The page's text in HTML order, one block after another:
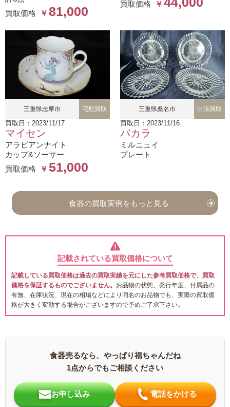
買取価格
￥ 81,000
買取価格 ￥
三重県志摩市 宅配買取
買取日：2023/11/17
マイセン
アラビアンナイト
カップ&ソーサー
買取価格
￥ 51,000
三重県桑名市 出張買取
買取日：2023/11/16
バカラ
ミルニュイ
プレート
食器の買取実例をもっと見る
記載されている買取価格について
記載している買取価格は過去の買取実績を元にした参考買取価格で、買取
価格を保証するものでございません。 お品物の状態、発行年度、付属品の
有無、在庫状況、現在の相場などにより同名のお品物でも、実際の買取価
格が大きく変動する場合がございますので予めご了承下さい。
食器売るなら、やっぱり福ちゃんだね
1点からでもご相談ください
お申し込み 電話をかける